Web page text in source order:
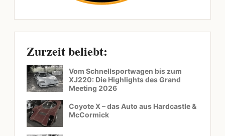
Zurzeit beliebt:
Vom Schnellsportwagen bis zum
XJ220: Die Highlights des Grand
Meeting 2026
Coyote X – das Auto aus Hardcastle &
McCormick